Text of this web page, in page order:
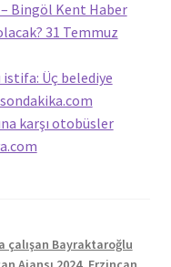
Bingöl Kent Haber
31 Temmuz
istifa: Üç belediye
karşı otobüsler
çalışan Bayraktaroğlu